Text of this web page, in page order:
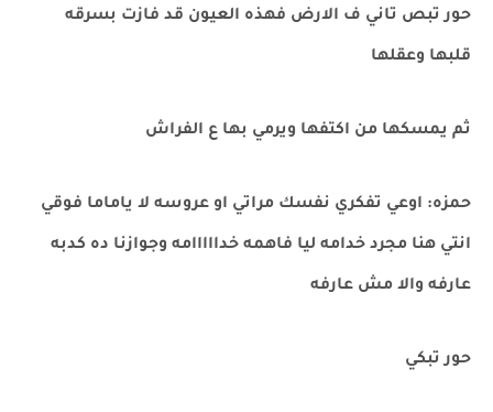
حور تبص تاني ف الارض فهذه العيون قد فازت بسرقه
قلبها وعقلها
ثم يمسكها من اكتفها ويرمي بها ع الفراش
حمزه: اوعي تفكري نفسك مراتي او عروسه لا ياماما فوقي
انتي هنا مجرد خدامه ليا فاهمه خدااااامه وجوازنا ده كدبه
عارفه والا مش عارفه
حور تبكي